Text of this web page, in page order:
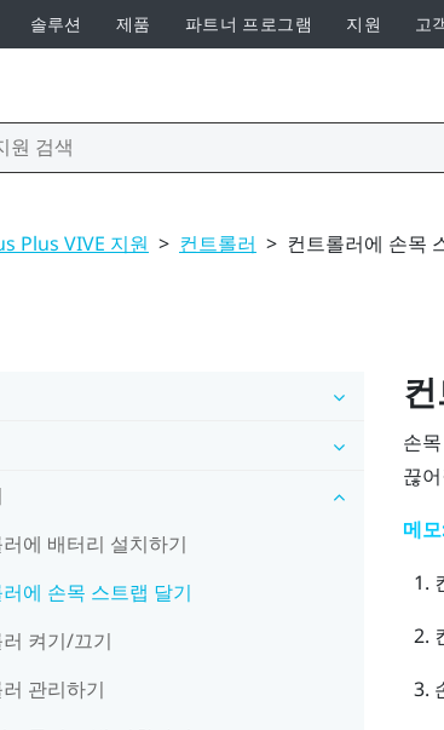
솔루션 제품 파트너 프로그램 지원 고
Plus VIVE 지원 > 컨트롤러 > 컨트롤러에 손목
에 배터리 설치하기
에 손목 스트랩 달기
켜기/끄기
관리하기
손
끊
메